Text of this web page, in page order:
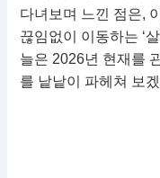
다녀보며 느낀 점은,
끊임없이 이동하는 ‘
늘은 2026년 현재를
를 낱낱이 파헤쳐 보